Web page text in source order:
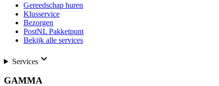
Gereedschap huren
Klusservice
Bezorgen
PostNL Pakketpunt
Bekijk alle services
Services
GAMMA